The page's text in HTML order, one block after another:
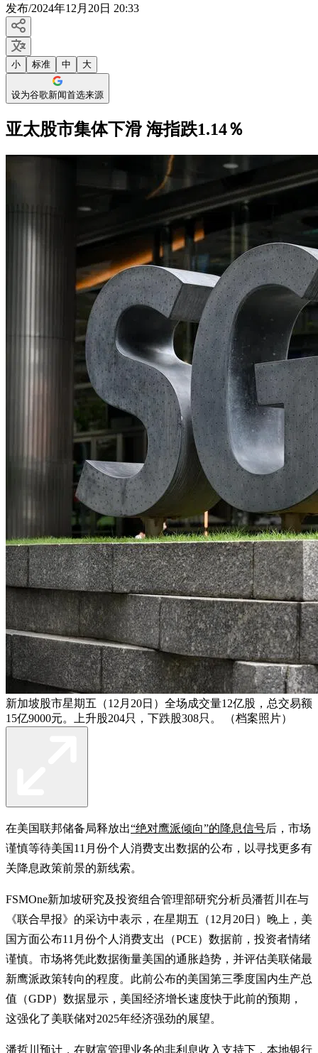
发布/2024年12月20日 20:33
小 标准 中 大
设为谷歌新闻首选来源
亚太股市集体下滑 海指跌1.14％
新加坡股市星期五（12月20日）全场成交量12亿股，总交易额
15亿9000元。上升股204只，下跌股308只。 （档案照片）
在美国联邦储备局释放出“绝对鹰派倾向”的降息信号后，市场
谨慎等待美国11月份个人消费支出数据的公布，以寻找更多有
关降息政策前景的新线索。
FSMOne新加坡研究及投资组合管理部研究分析员潘哲川在与
《联合早报》的采访中表示，在星期五（12月20日）晚上，美
国方面公布11月份个人消费支出（PCE）数据前，投资者情绪
谨慎。市场将凭此数据衡量美国的通胀趋势，并评估美联储最
新鹰派政策转向的程度。此前公布的美国第三季度国内生产总
值（GDP）数据显示，美国经济增长速度快于此前的预期，
这强化了美联储对2025年经济强劲的展望。
潘哲川预计，在财富管理业务的非利息收入支持下，本地银行